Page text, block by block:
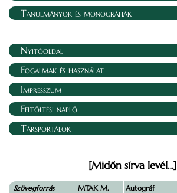
Tanulmányok és monográfiák
Nyitóoldal
Fogalmak és használat
Impresszum
Feltöltési napló
Társportálok
[Midőn sírva levél…]
Szövegforrás
MTAK M.
Autográf